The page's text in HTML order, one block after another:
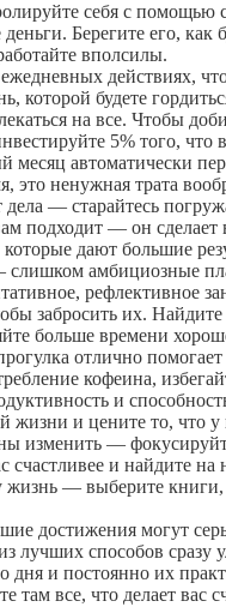
себя с
Берегите его, как
вполсилы.
действиях,
которой будете
на все. Чтобы
5% того,
автоматически
это ненужная трата
— старайтесь
подходит — он сделает
дают большие
амбициозные
рефлективное
забросить их.
больше времени
отлично помогает
кофеина,
и
жизни и цените то, что у
изменить —
счастливее и найдите
жизнь — выберите
достижения могут
лучших способов
и постоянно их
там все, что делает